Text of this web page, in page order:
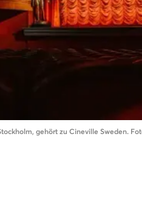
gehört zu Cineville Sweden.